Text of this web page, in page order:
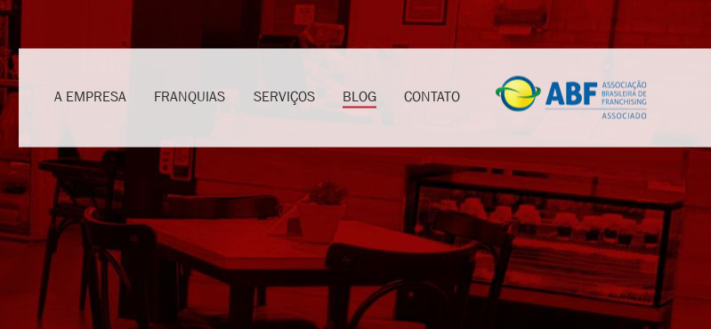
A EMPRESA FRANQUIAS SERVIÇOS BLOG CONTATO